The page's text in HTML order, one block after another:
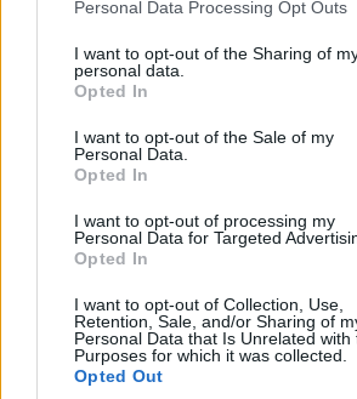
not limited to your visit or usage
grant or deny consent to Google and its
use your data for below specified
consent section.
Personal Data Processing Opt Outs
I want to opt-out of the Sharing of
personal data.
Opted In
I want to opt-out of the Sale of my
Personal Data.
Opted In
I want to opt-out of processing my
Personal Data for Targeted
Opted In
I want to opt-out of Collection, Use,
Retention, Sale, and/or Sharing of
Personal Data that Is Unrelated with
Purposes for which it was collected.
Opted Out
7. Μια βόλτα πρέπει σίγουρα να
αρχαιότερη συνοικία και παλιά
νησιού, τονΠλάτανο, που απέχει
µε τα πόδια από το λιµάνι και είναι